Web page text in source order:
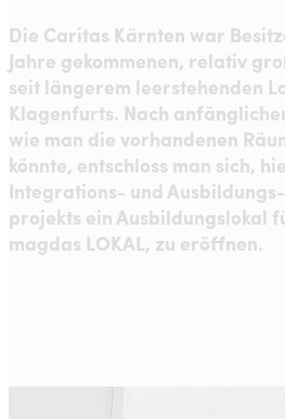
Die Caritas Kärnten war
Jahre gekommenen, relativ
seit längerem leerstehenden
Klagenfurts. Nach
wie man die vorhandenen
könnte, entschloss man sich,
Integrations- und Ausbildungs-
projekts ein Ausbildungslokal
magdas LOKAL, zu eröffnen.